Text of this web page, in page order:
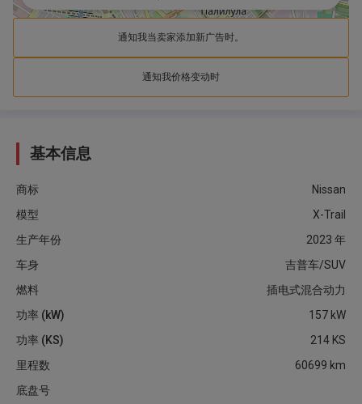
通知我当卖家添加新广告时。
通知我价格变动时
基本信息
商标
Nissan
模型
X-Trail
生产年份
2023 年
车身
吉普车/SUV
燃料
插电式混合动力
功率 (kW)
157 kW
功率 (KS)
214 KS
里程数
60699 km
底盘号